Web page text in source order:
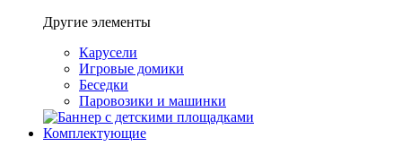
Другие элементы
Карусели
Игровые домики
Беседки
Паровозики и машинки
Комплектующие